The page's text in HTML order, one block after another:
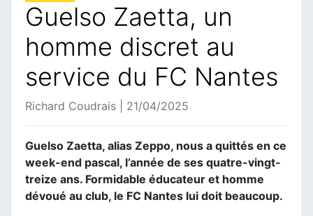
Guelso Zaetta, un
homme discret au
service du FC Nantes
Richard Coudrais | 21/04/2025
Guelso Zaetta, alias Zeppo, nous a quittés en ce
week-end pascal, l’année de ses quatre-vingt-
treize ans. Formidable éducateur et homme
dévoué au club, le FC Nantes lui doit beaucoup.